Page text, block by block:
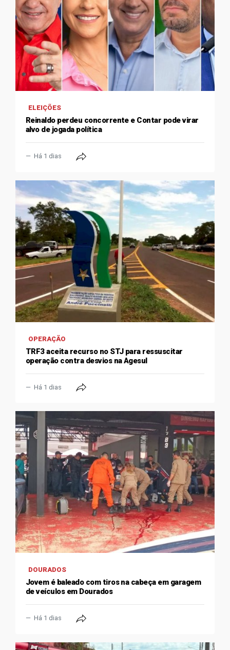
ELEIÇÕES
Reinaldo perdeu concorrente e Contar pode virar
alvo de jogada política
Há 1 dias
OPERAÇÃO
TRF3 aceita recurso no STJ para ressuscitar
operação contra desvios na Agesul
Há 1 dias
DOURADOS
Jovem é baleado com tiros na cabeça em garagem
de veículos em Dourados
Há 1 dias